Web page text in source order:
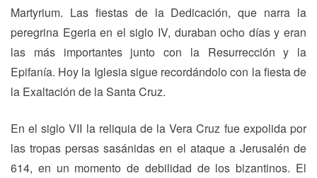
Martyrium. Las fiestas de la Dedicación, que narra la
peregrina Egeria en el siglo IV, duraban ocho días y eran
las más importantes junto con la Resurrección y la
Epifanía. Hoy la Iglesia sigue recordándolo con la fiesta de
la Exaltación de la Santa Cruz.
En el siglo VII la reliquia de la Vera Cruz fue expolida por
las tropas persas sasánidas en el ataque a Jerusalén de
614, en un momento de debilidad de los bizantinos. El